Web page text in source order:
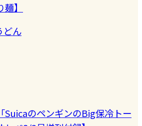
】
どん
SuicaのペンギンのBig保冷トー